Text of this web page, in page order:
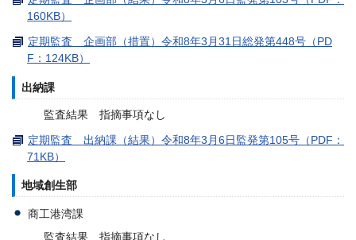
160KB）
定期監査 企画部（措置）令和8年3月31日総発第448号（PD
F：124KB）
出納課
監査結果 指摘事項なし
定期監査 出納課（結果）令和8年3月6日監発第105号（PDF：
71KB）
地域創生部
商工港湾課
監査結果 指摘事項なし